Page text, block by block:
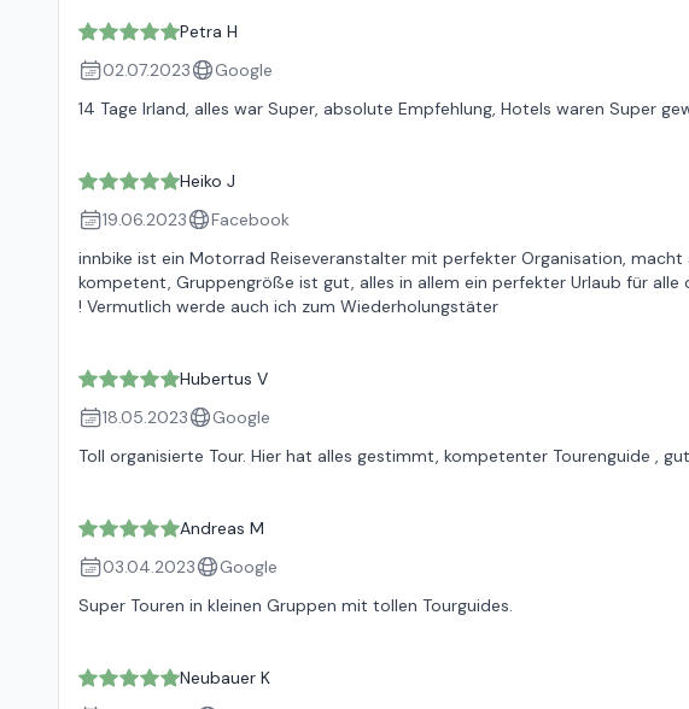
Petra H
02.07.2023
Google
14 Tage Irland, alles war Super, absolute Empfehlung, Hotels waren Super
Heiko J
19.06.2023
Facebook
innbike ist ein Motorrad Reiseveranstalter mit perfekter Organisation,
kompetent, Gruppengröße ist gut, alles in allem ein perfekter Urlaub für
! Vermutlich werde auch ich zum Wiederholungstäter
Hubertus V
18.05.2023
Google
Toll organisierte Tour. Hier hat alles gestimmt, kompetenter Tourenguide ,
Andreas M
03.04.2023
Google
Super Touren in kleinen Gruppen mit tollen Tourguides.
Neubauer K